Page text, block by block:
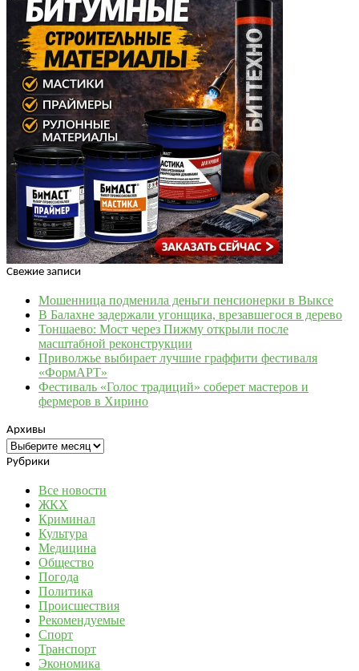
Свежие записи
Мошенница подменила деньги пенсионерки в Выксе
В Балахне задержали угонщика, врезавшегося в дерево
Тоншаево: Мост через Пижму открыли после
масштабной реконструкции
Приволжье выбирает лучшие граффити фестиваля
«ФормАРТ»
Фестиваль «Голос традиций» соберет мастеров и
фермеров в Хирино
Архивы
Архивы
Рубрики
Все новости
ЖКХ
Криминал
Культура
Медицина
Общество
Погода
Политика
Происшествия
Рекомендуемые
Спорт
Транспорт
Экономика